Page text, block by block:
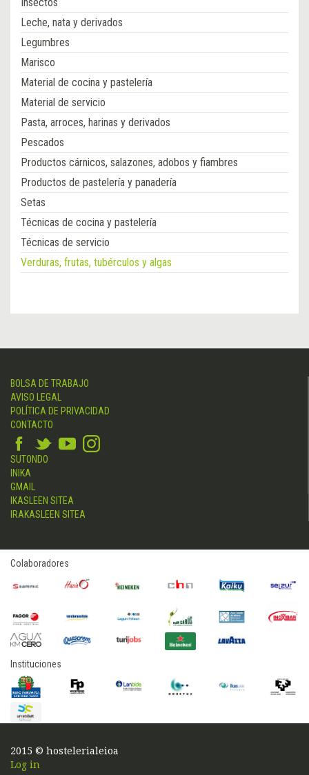
Leche, nata y derivados
Legumbres
Marisco
Material de cocina y pastelería
Material de servicio
Pasta, arroces, harinas y derivados
Pescados
Productos cárnicos, salazones, adobos y fiambres
Productos de pastelería y panadería
Setas
Técnicas de cocina y pastelería
Técnicas de servicio
Verduras, frutas, tubérculos y algas
BOLSA DE TRABAJO
AVISO LEGAL
POLÍTICA DE PRIVACIDAD
CONTACTO
SUTONDO
INIKA
GMAIL
IKASLEEN SITEA
IRAKASLEEN SITEA
Colaboradores
Instituciones
2015 © hostelerialeioa
Log in